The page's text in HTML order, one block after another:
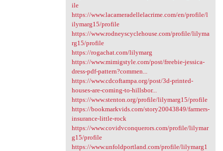
ile
https://www.lacameradellelacrime.com/en/profile/l
ilymarg15/profile
https://www.rodneyscyclehouse.com/profile/lilyma
rg15/profile
https://rogachat.com/lilymarg
https://www.mimigstyle.com/post/freebie-jessica-
dress-pdf-pattern?commen...
https://www.cdcoftampa.org/post/3d-printed-
houses-are-coming-to-hillsbor...
https://www.stenton.org/profile/lilymarg15/profile
https://bookmarkvids.com/story20043849/farmers-
insurance-little-rock
https://www.covidvconquerors.com/profile/lilymar
g15/profile
https://www.unfoldportland.com/profile/lilymarg1